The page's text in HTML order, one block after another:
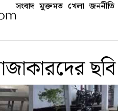
সংবাদ মুক্তমত খেলা জননীতি